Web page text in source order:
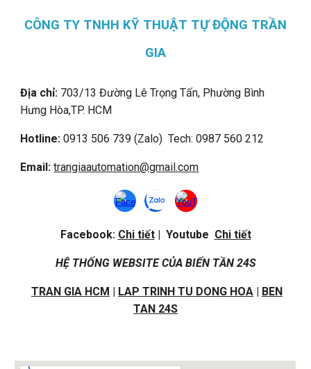
CÔNG TY TNHH KỸ THUẬT TỰ ĐỘNG TRẦN
GIA
Địa chỉ: 703/13 Đường Lê Trọng Tấn, Phường Bình
Hưng Hòa,TP. HCM
Hotline: 0913 506 739 (Zalo) Tech: 0987 560 212
Email:trangiaautomation@gmail.com
Facebook: Chi tiết| Youtube Chi tiết
HỆ THỐNG WEBSITE CỦA BIẾN TẦN 24S
TRAN GIA HCM | LAP TRINH TU DONG HOA | BEN
TAN 24S